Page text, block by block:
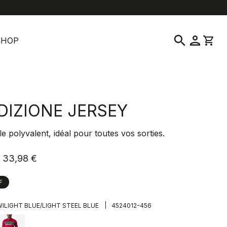
search person shopping_cart
JERSEY
polyvalent, idéal pour toutes vos sorties.
33,98 €
BLUE/LIGHT STEEL BLUE 4524012-456